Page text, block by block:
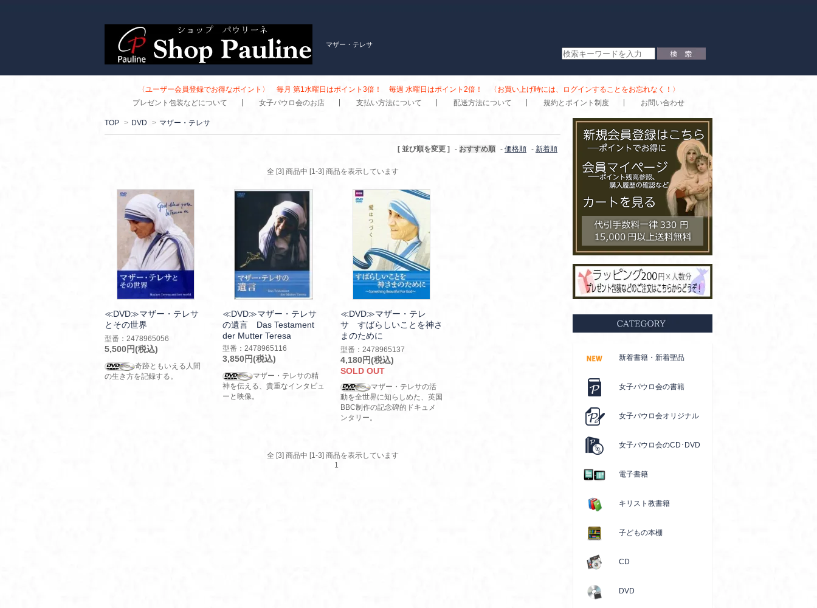
マザー・テレサ
〈ユーザー会員登録でお得なポイント〉 毎月 第1水曜日はポイント3倍！ 毎週 水曜日はポイント2倍！ 〈お買い上げ時には、ログインすることをお忘れなく！〉
プレゼント包装などについて
女子パウロ会のお店 支払い方法について 配送方法について 規約とポイント制度 お問い合わせ
TOP > DVD > マザー・テレサ
[ 並び順を変更 ] - おすすめ順 - 価格順 - 新着順
全 [3] 商品中 [1-3] 商品を表示しています
≪DVD≫マザー・テレサ
とその世界
型番：2478965056
5,500円(税込)
奇跡ともいえる人間
の生き方を記録する。
≪DVD≫マザー・テレサ
の遺言 Das Testament
der Mutter Teresa
型番：2478965116
3,850円(税込)
マザー・テレサの精
神を伝える、貴重なインタビュ
ーと映像。
≪DVD≫マザー・テレ
サ すばらしいことを神さ
まのために
型番：2478965137
4,180円(税込)
SOLD OUT
マザー・テレサの活
動を全世界に知らしめた、英国
BBC制作の記念碑的ドキュメ
ンタリー。
全 [3] 商品中 [1-3] 商品を表示しています
1
新着書籍・新着聖品
女子パウロ会の書籍
女子パウロ会オリジナル
女子パウロ会のCD･DVD
電子書籍
キリスト教書籍
子どもの本棚
CD
DVD